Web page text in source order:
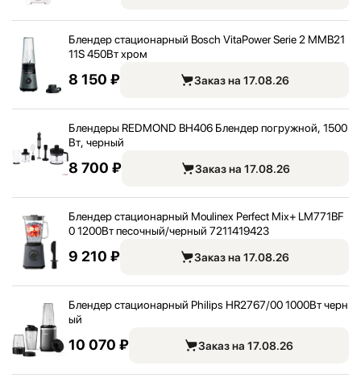
Блендер стационарный Bosch VitaPower Serie 2 MMB21
11S 450Вт хром
8 150 ₽ Заказ на 17.08.26
Блендеры REDMOND BH406 Блендер погружной, 1500
Вт, черный
8 700 ₽ Заказ на 17.08.26
Блендер стационарный Moulinex Perfect Mix+ LM771BF
0 1200Вт песочный/черный 7211419423
9 210 ₽ Заказ на 17.08.26
Блендер стационарный Philips HR2767/00 1000Вт черн
ый
10 070 ₽ Заказ на 17.08.26